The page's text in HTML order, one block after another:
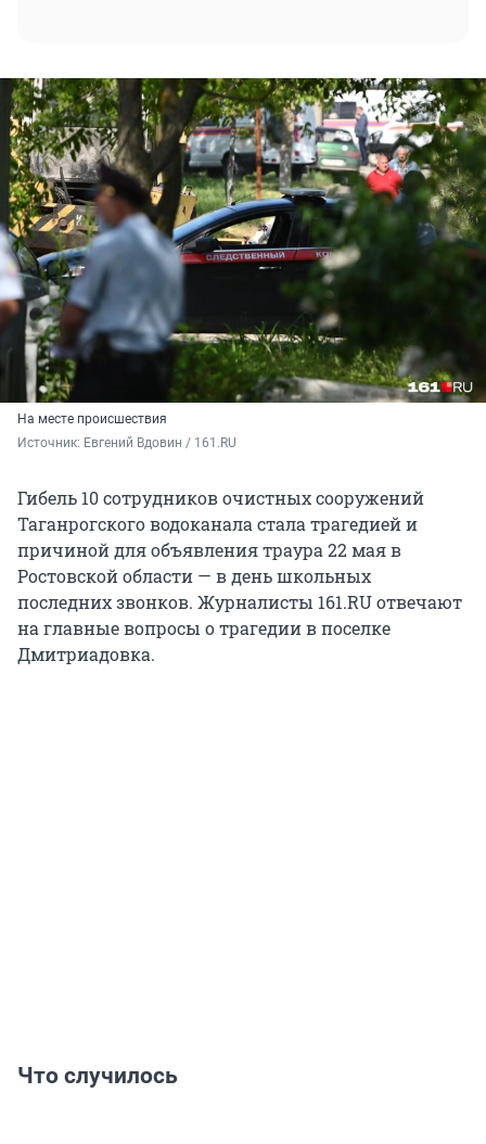
На месте происшествия
Источник: Евгений Вдовин / 161.RU
Гибель 10 сотрудников очистных сооружений
Таганрогского водоканала стала трагедией и
причиной для объявления траура 22 мая в
Ростовской области — в день школьных
последних звонков. Журналисты 161.RU отвечают
на главные вопросы о трагедии в поселке
Дмитриадовка.
Что случилось